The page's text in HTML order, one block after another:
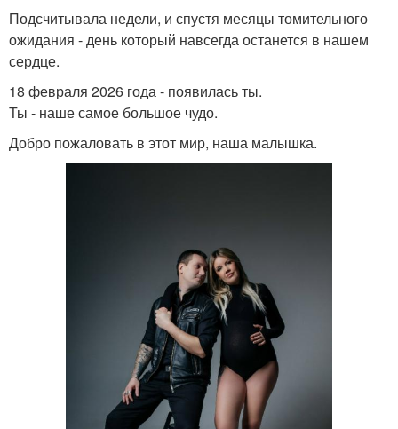
Подсчитывала недели, и спустя месяцы томительного
ожидания - день который навсегда останется в нашем
сердце.
18 февраля 2026 года - появилась ты.
Ты - наше самое большое чудо.
Добро пожаловать в этот мир, наша малышка.